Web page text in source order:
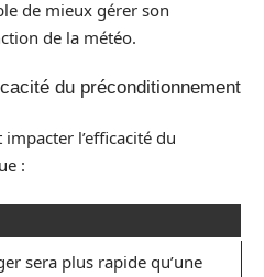
de mieux gérer son
de la météo.
du préconditionnement
l’efficacité du
:
sera plus rapide qu’une